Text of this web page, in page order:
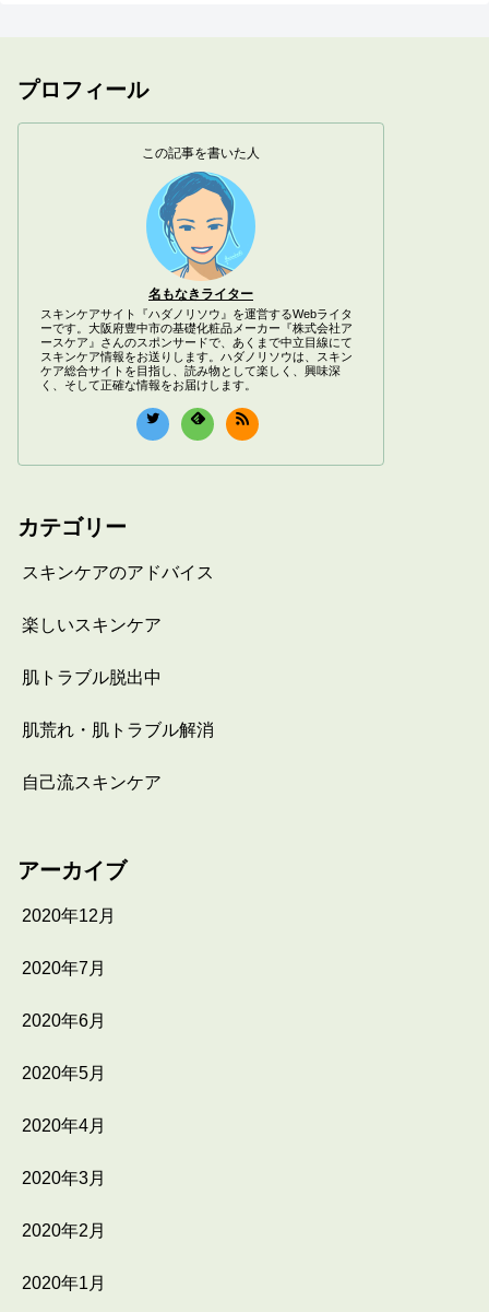
プロフィール
この記事を書いた人
名もなきライター
スキンケアサイト『ハダノリソウ』を運営するWebライタ
ーです。大阪府豊中市の基礎化粧品メーカー『株式会社ア
ースケア』さんのスポンサードで、あくまで中立目線にて
スキンケア情報をお送りします。ハダノリソウは、スキン
ケア総合サイトを目指し、読み物として楽しく、興味深
く、そして正確な情報をお届けします。
カテゴリー
スキンケアのアドバイス
楽しいスキンケア
肌トラブル脱出中
肌荒れ・肌トラブル解消
自己流スキンケア
アーカイブ
2020年12月
2020年7月
2020年6月
2020年5月
2020年4月
2020年3月
2020年2月
2020年1月